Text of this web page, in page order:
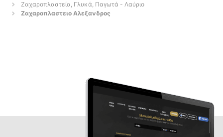
Ζαχαροπλαστεία, Γλυκά, Παγωτά - Λαύριο
Ζαχαροπλαστειο Αλεξανδρος